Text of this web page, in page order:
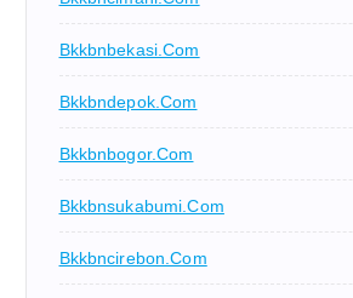
Bkkbnbekasi.com
Bkkbndepok.com
Bkkbnbogor.com
Bkkbnsukabumi.com
Bkkbncirebon.com